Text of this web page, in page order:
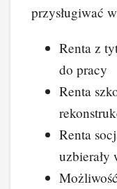
przysługiwać
Renta z
do pracy
Renta
Renta
uzbierały